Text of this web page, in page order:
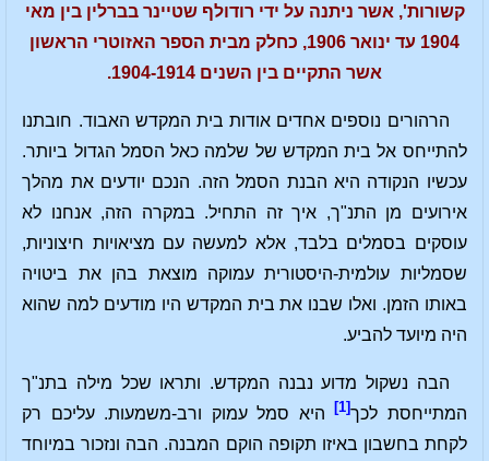
קשורות', אשר ניתנה על ידי רודולף שטיינר בברלין בין מאי
1904 עד ינואר 1906, כחלק מבית הספר האזוטרי הראשון
אשר התקיים בין השנים 1904-1914.
הרהורים נוספים אחדים אודות בית המקדש האבוד. חובתנו
להתייחס אל בית המקדש של שלמה כאל הסמל הגדול ביותר.
עכשיו הנקודה היא הבנת הסמל הזה. הנכם יודעים את מהלך
אירועים מן התנ"ך, איך זה התחיל. במקרה הזה, אנחנו לא
עוסקים בסמלים בלבד, אלא למעשה עם מציאויות חיצוניות,
שסמליות עולמית-היסטורית עמוקה מוצאת בהן את ביטויה
באותו הזמן. ואלו שבנו את בית המקדש היו מודעים למה שהוא
היה מיועד להביע.
הבה נשקול מדוע נבנה המקדש. ותראו שכל מילה בתנ"ך
המתייחסת לכך[1]
היא סמל עמוק ורב-משמעות. עליכם רק
לקחת בחשבון באיזו תקופה הוקם המבנה. הבה ונזכור במיוחד